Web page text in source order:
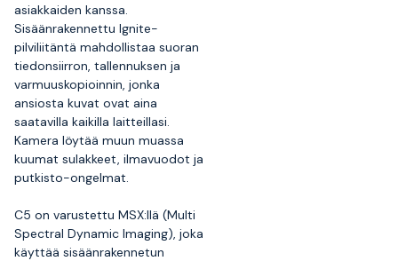
asiakkaiden kanssa.
Sisäänrakennettu Ignite-
pilviliitäntä mahdollistaa suoran
tiedonsiirron, tallennuksen ja
varmuuskopioinnin, jonka
ansiosta kuvat ovat aina
saatavilla kaikilla laitteillasi.
Kamera löytää muun muassa
kuumat sulakkeet, ilmavuodot ja
putkisto-ongelmat.
C5 on varustettu MSX:llä (Multi
Spectral Dynamic Imaging), joka
käyttää sisäänrakennetun